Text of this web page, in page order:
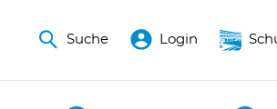
Suche Login